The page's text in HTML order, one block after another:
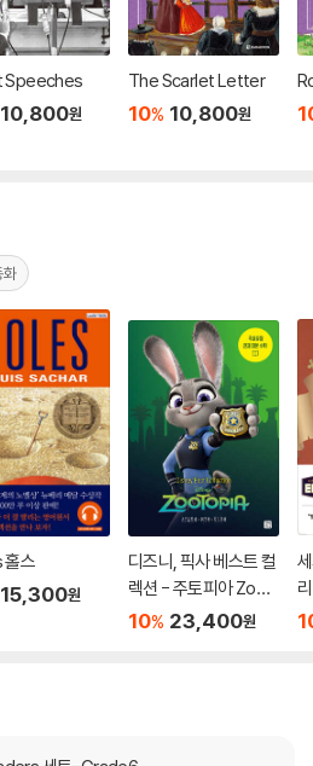
Speeches
10,800원
The Scarlet Letter
10% 10,800원
스
15,300원
디즈니, 픽사 베스트 컬
렉션 - 주토피아 Zoot
opia
10% 23,400원